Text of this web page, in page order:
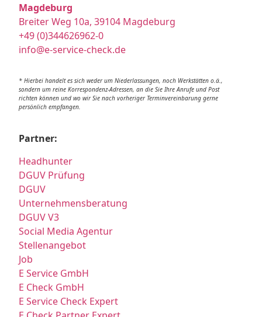
Magdeburg
Breiter Weg 10a, 39104 Magdeburg
+49 (0)344626962-0
info@e-service-check.de
* Hierbei handelt es sich weder um Niederlassungen, noch Werkstätten o.ä.,
sondern um reine Korrespondenz-Adressen, an die Sie Ihre Anrufe und Post
richten können und wo wir Sie nach vorheriger Terminvereinbarung gerne
persönlich empfangen.
Partner:
Headhunter
DGUV Prüfung
DGUV
Unternehmensberatung
DGUV V3
Social Media Agentur
Stellenangebot
Job
E Service GmbH
E Check GmbH
E Service Check Expert